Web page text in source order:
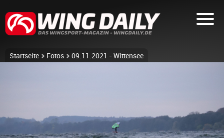
Startseite Fotos 09.11.2021 - Wittensee